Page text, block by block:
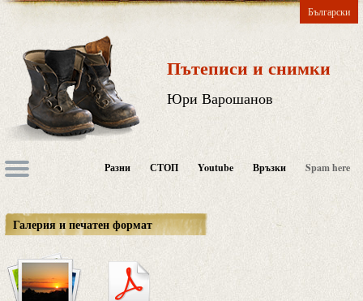
Български
Пътеписи и снимки
Юри Варошанов
Разни СТОП Youtube Връзки Spam here
Галерия и печатен формат